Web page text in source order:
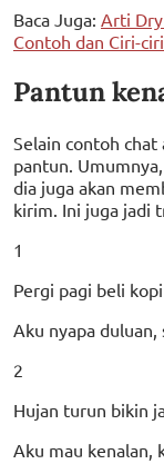
Baca Juga: Arti Dry
Contoh dan Ciri-
Pantun
Selain contoh chat
pantun.
dia juga akan
kirim. Ini juga jadi
1
Pergi pagi beli
Aku nyapa duluan,
2
Hujan turun bikin
Aku mau kenalan,